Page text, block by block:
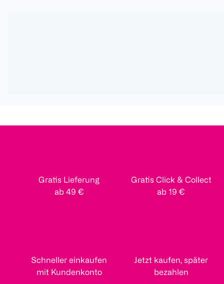
Gratis Lieferung
ab 49 €
Gratis Click & Collect
ab 19 €
Schneller einkaufen
mit Kundenkonto
Jetzt kaufen, später
bezahlen